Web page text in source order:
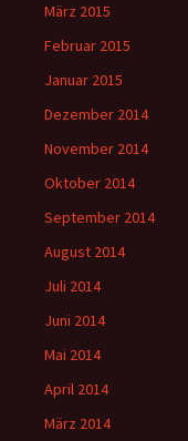
März 2015
Februar 2015
Januar 2015
Dezember 2014
November 2014
Oktober 2014
September 2014
August 2014
Juli 2014
Juni 2014
Mai 2014
April 2014
März 2014